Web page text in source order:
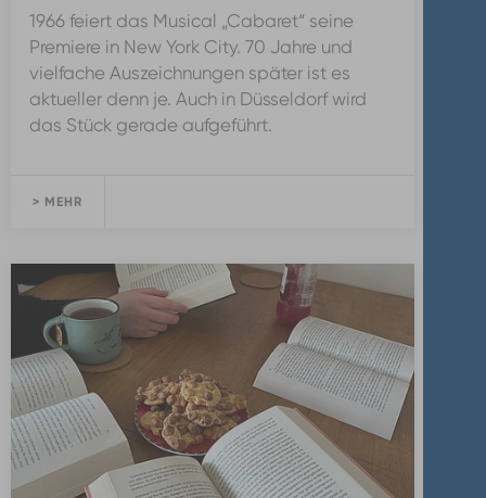
1966 feiert das Musical „Cabaret“ seine
Premiere in New York City. 70 Jahre und
vielfache Auszeichnungen später ist es
aktueller denn je. Auch in Düsseldorf wird
das Stück gerade aufgeführt.
> MEHR